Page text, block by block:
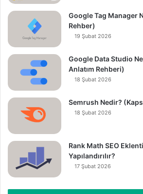
Google Tag Manager
Rehber)
19 Şubat 2026
Google Data Studio
Anlatım Rehberi)
18 Şubat 2026
Semrush Nedir?
18 Şubat 2026
Rank Math SEO
Yapılandırılır?
17 Şubat 2026